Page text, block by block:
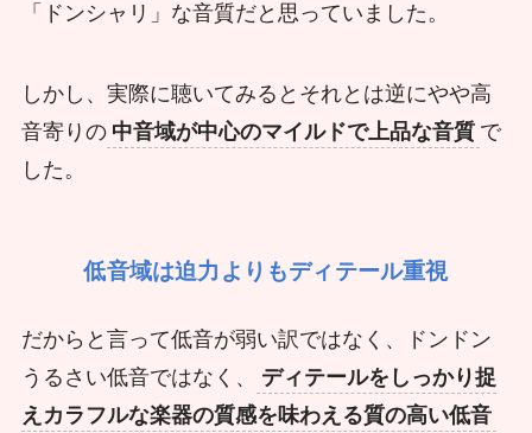
「ドンシャリ」な音質だと思っていました。
しかし、実際に聴いてみるとそれとは逆にやや高
音寄りの 中音域が中心のマイルドで上品な音質 で
した。
低音域は迫力よりもディテール重視
だからと言って低音が弱い訳ではなく、ドンドン
うるさい低音ではなく、
ディテールをしっかり捉
えカラフルな楽器の質感を味わえる質の高い低音